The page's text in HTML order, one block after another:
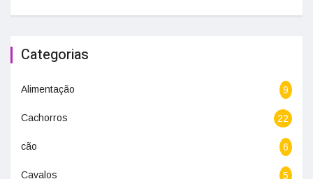
Categorias
Alimentação 9
Cachorros 22
cão 6
Cavalos 5